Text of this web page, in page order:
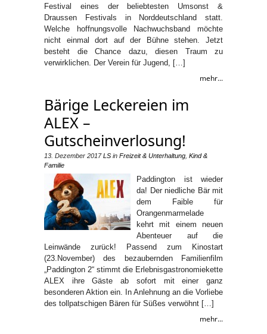
Festival eines der beliebtesten Umsonst &
Draussen Festivals in Norddeutschland statt.
Welche hoffnungsvolle Nachwuchsband möchte
nicht einmal dort auf der Bühne stehen. Jetzt
besteht die Chance dazu, diesen Traum zu
verwirklichen. Der Verein für Jugend, […]
mehr...
Bärige Leckereien im
ALEX –
Gutscheinverlosung!
13. Dezember 2017 LS in Freizeit & Unterhaltung Kind &
Familie
Paddington ist wieder
da! Der niedliche Bär mit
dem Faible für
Orangenmarmelade
kehrt mit einem neuen
Abenteuer auf die
Leinwände zurück! Passend zum Kinostart
(23.November) des bezaubernden Familienfilm
„Paddington 2“ stimmt die Erlebnisgastronomiekette
ALEX ihre Gäste ab sofort mit einer ganz
besonderen Aktion ein. In Anlehnung an die Vorliebe
des tollpatschigen Bären für Süßes verwöhnt […]
mehr...